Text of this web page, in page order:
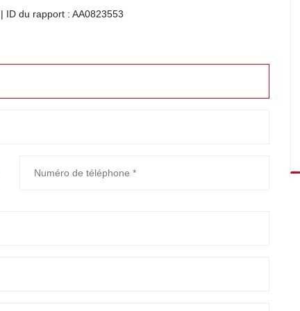
| ID du rapport : AA0823553